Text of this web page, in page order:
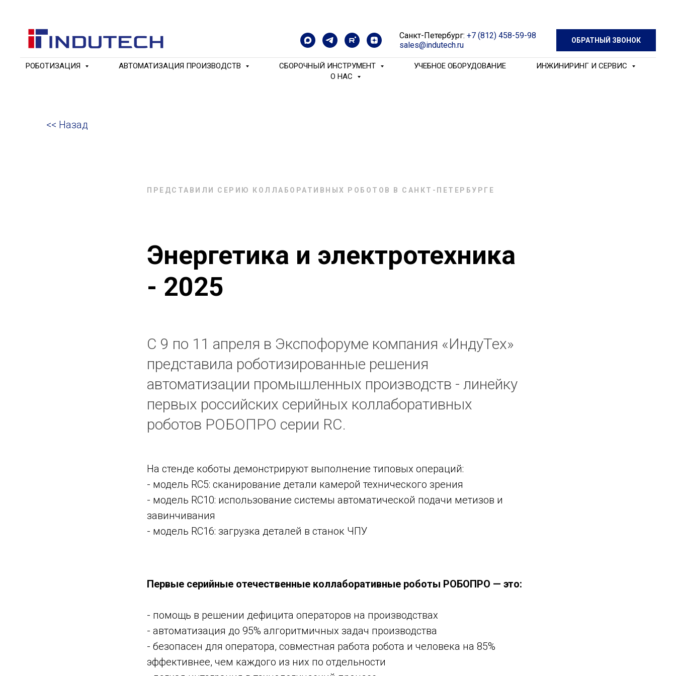
Санкт-Петербург: +7 (812) 458-59-98
sales@indutech.ru
ОБРАТНЫЙ ЗВОНОК
РОБОТИЗАЦИЯ АВТОМАТИЗАЦИЯ ПРОИЗВОДСТВ СБОРОЧНЫЙ ИНСТРУМЕНТ УЧЕБНОЕ ОБОРУДОВАНИЕ
ИНЖИНИРИНГ И СЕРВИС
O HAC
<< Назад
ПРЕДСТАВИЛИ СЕРИЮ КОЛЛАБОРАТИВНЫХ РОБОТОВ В САНКТ-ПЕТЕРБУРГЕ
Энергетика и электротехника
- 2025
С 9 по 11 апреля в Экспофоруме компания «ИндуТех»
представила роботизированные решения
автоматизации промышленных производств - линейку
первых российских серийных коллаборативных
роботов РОБОПРО серии RC.
На стенде коботы демонстрируют выполнение типовых операций:
- модель RC5: сканирование детали камерой технического зрения
- модель RC10: использование системы автоматической подачи метизов и
завинчивания
- модель RC16: загрузка деталей в станок ЧПУ
Первые серийные отечественные коллаборативные роботы РОБОПРО — это:
- помощь в решении дефицита операторов на производствах
- ⁠автоматизация до 95% алгоритмичных задач производства
- безопасен для оператора, совместная работа робота и человека на 85%
эффективнее, чем каждого из них по отдельности